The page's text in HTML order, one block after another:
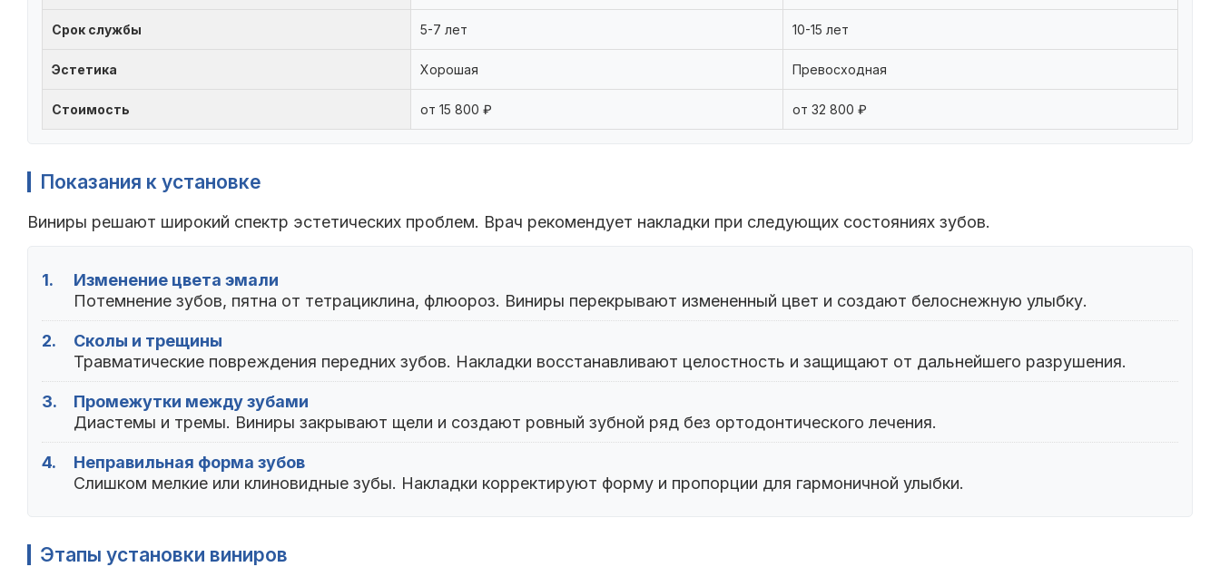
Срок службы 5-7 лет 10-15 лет
Эстетика Хорошая Превосходная
Стоимость от 15 800 ₽ от 32 800 ₽
Показания к установке
Виниры решают широкий спектр эстетических проблем. Врач рекомендует накладки при следующих состояниях зубов.
1.
Изменение цвета эмали
Потемнение зубов, пятна от тетрациклина, флюороз. Виниры перекрывают измененный цвет и создают белоснежную улыбку.
2.
Сколы и трещины
Травматические повреждения передних зубов. Накладки восстанавливают целостность и защищают от дальнейшего разрушения.
3.
Промежутки между зубами
Диастемы и тремы. Виниры закрывают щели и создают ровный зубной ряд без ортодонтического лечения.
4.
Неправильная форма зубов
Слишком мелкие или клиновидные зубы. Накладки корректируют форму и пропорции для гармоничной улыбки.
Этапы установки виниров